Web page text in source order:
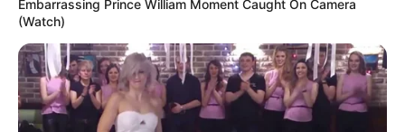
Embarrassing Prince William Moment Caught On Camera
(Watch)